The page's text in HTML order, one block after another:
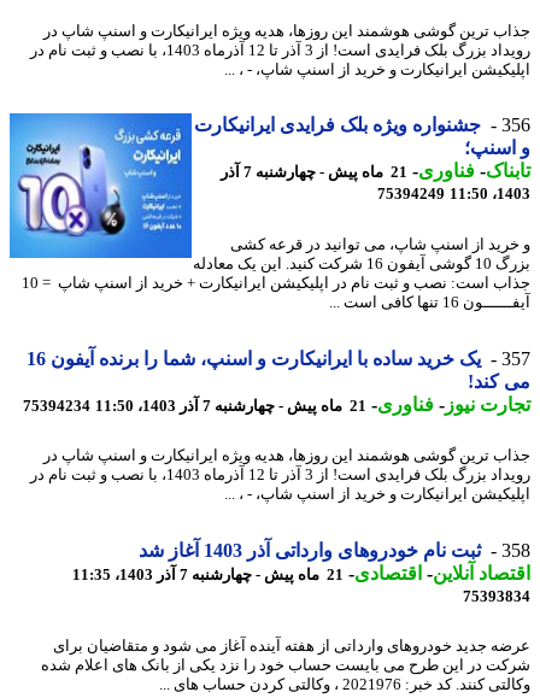
ترین گوشی هوشمند این روزها، هدیه ویژه ایرانیکارت و اسنپ شاپ در
رویداد بزرگ بلک فرایدی است! از 3 آذر تا 12 آذرماه 1403، با نصب و ثبت نام در
ایرانیکارت و خرید از اسنپ شاپ، - ، ...
جشنواره ویژه بلک فرایدی ایرانیکارت
-فناوری-
21 ماه پیش - چهارشنبه 7 آذر
75394249
از اسنپ شاپ، می توانید در قرعه کشی
بزرگ 10 گوشی آیفون 16 شرکت کنید. این یک معادله
جذاب است: نصب و ثبت نام در اپلیکیشن ایرانیکارت + خرید از اسنپ شاپ = 10
16 تنها کافی است ...
یک خرید ساده با ایرانیکارت و اسنپ، شما را برنده آیفون 16
کند!
نیوز-فناوری- 21 ماه پیش - چهارشنبه 7 آذر 1403، 11:50 75394234
ترین گوشی هوشمند این روزها، هدیه ویژه ایرانیکارت و اسنپ شاپ در
رویداد بزرگ بلک فرایدی است! از 3 آذر تا 12 آذرماه 1403، با نصب و ثبت نام در
ایرانیکارت و خرید از اسنپ شاپ، - ، ...
ثبت نام خودروهای وارداتی آذر 1403 آغاز شد
آنلاین-اقتصادی-21 ماه پیش - چهارشنبه 7 آذر 1403، 11:35
جدید خودروهای وارداتی از هفته آینده آغاز می شود و متقاضیان برای
در این طرح می بایست حساب خود را نزد یکی از بانک های اعلام شده
کد خبر: 2021976 ، وکالتی کردن حساب های ...